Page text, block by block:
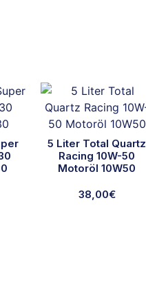
5 Liter Total Quartz
Racing 10W-50
Motoröl 10W50
38,00€